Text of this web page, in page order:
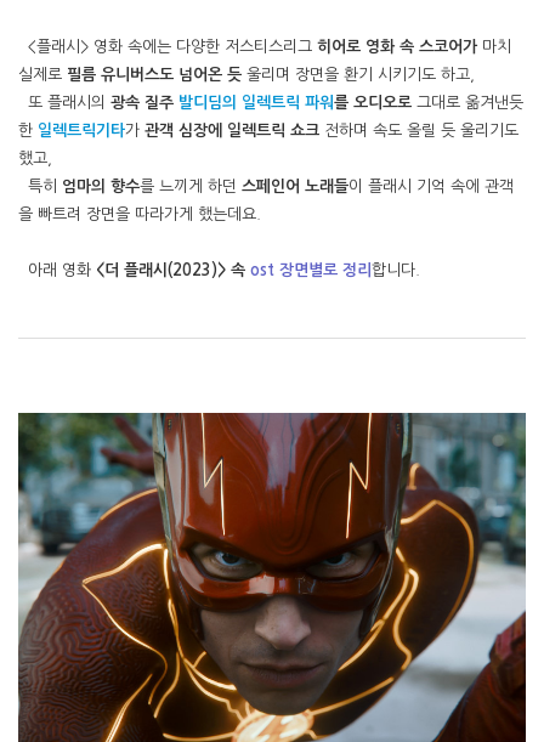
<플래시> 영화 속에는 다양한 저스티스리그 히어로 영화 속 스코어가마치
실제로 필름 유니버스도 넘어온 듯 울리며 장면을 환기 시키기도 하고,
또 플래시의 광속 질주 발디딤의 일렉트릭 파워를 오디오로 그대로 옮겨낸듯
한 일렉트릭기타가 관객 심장에 일렉트릭 쇼크 전하며 속도 올릴 듯 울리기도
했고,
특히 엄마의 향수를 느끼게 하던 스페인어 노래들이 플래시 기억 속에 관객
을 빠트려 장면을 따라가게 했는데요.
아래 영화 <더 플래시(2023)> 속 ost 장면별로 정리 합니다.